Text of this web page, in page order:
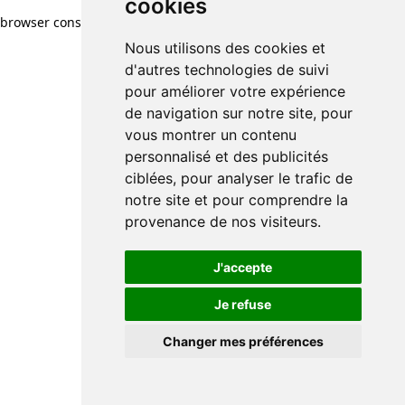
cookies
Nous utilisons des cookies et
d'autres technologies de suivi
pour améliorer votre expérience
de navigation sur notre site, pour
vous montrer un contenu
personnalisé et des publicités
ciblées, pour analyser le trafic de
notre site et pour comprendre la
provenance de nos visiteurs.
J'accepte
Je refuse
Changer mes préférences
browser console for more information)